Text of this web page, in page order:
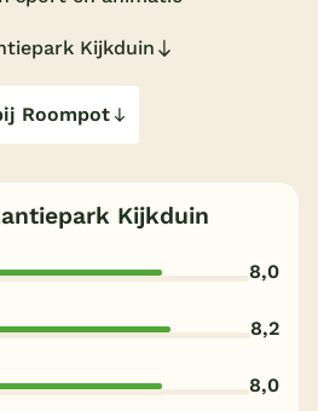
Kijkduin
Roompot
Kijkduin
8,0
8,2
8,0